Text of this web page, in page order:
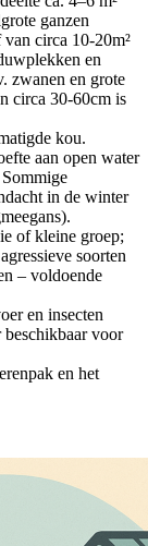
ganzen
circa 10-20m²
en
zwanen en grote
circa 30-60cm is
kou.
aan open water
in de winter
of kleine groep;
soorten
– voldoende
en insecten
voor
en het